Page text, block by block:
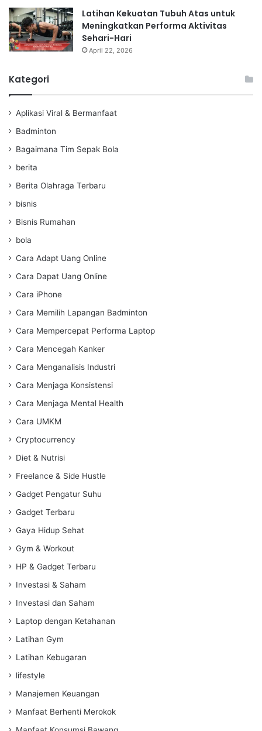
Latihan Kekuatan Tubuh Atas untuk
Meningkatkan Performa Aktivitas
Sehari-Hari
April 22, 2026
Kategori
Aplikasi Viral & Bermanfaat
Badminton
Bagaimana Tim Sepak Bola
berita
Berita Olahraga Terbaru
bisnis
Bisnis Rumahan
bola
Cara Adapt Uang Online
Cara Dapat Uang Online
Cara iPhone
Cara Memilih Lapangan Badminton
Cara Mempercepat Performa Laptop
Cara Mencegah Kanker
Cara Menganalisis Industri
Cara Menjaga Konsistensi
Cara Menjaga Mental Health
Cara UMKM
Cryptocurrency
Diet & Nutrisi
Freelance & Side Hustle
Gadget Pengatur Suhu
Gadget Terbaru
Gaya Hidup Sehat
Gym & Workout
HP & Gadget Terbaru
Investasi & Saham
Investasi dan Saham
Laptop dengan Ketahanan
Latihan Gym
Latihan Kebugaran
lifestyle
Manajemen Keuangan
Manfaat Berhenti Merokok